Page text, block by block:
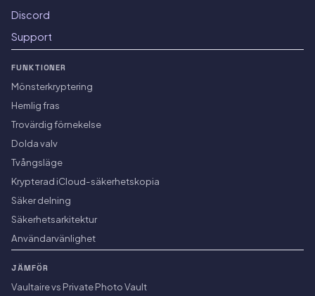
Discord
Support
FUNKTIONER
Mönsterkryptering
Hemlig fras
Trovärdig förnekelse
Dolda valv
Tvångsläge
Krypterad iCloud-säkerhetskopia
Säker delning
Säkerhetsarkitektur
Användarvänlighet
JÄMFÖR
Vaultaire vs Private Photo Vault